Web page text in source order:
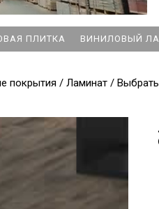
ПЛИТКА ВИНИЛОВЫЙ
покрытия / Ламинат /